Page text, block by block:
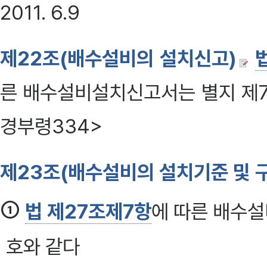
2011. 6.9
제22조(배수설비의 설치신고)
른 배수설비설치신고서는 별지
경부령334>
제23조(배수설비의 설치기준 및
① 법 제27조제7항에 따른 배수
호와 같다